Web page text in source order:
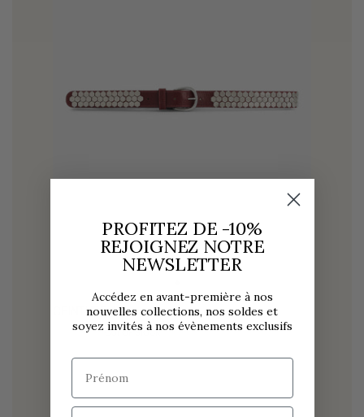
CEINTURE AVA
250,00 € OUT OF STOCK
PROFITEZ DE -10%
REJOIGNEZ NOTRE
NEWSLETTER
Accédez en avant-première à nos
nouvelles collections, nos soldes et
soyez invités à nos évènements exclusifs
Prénom
Email